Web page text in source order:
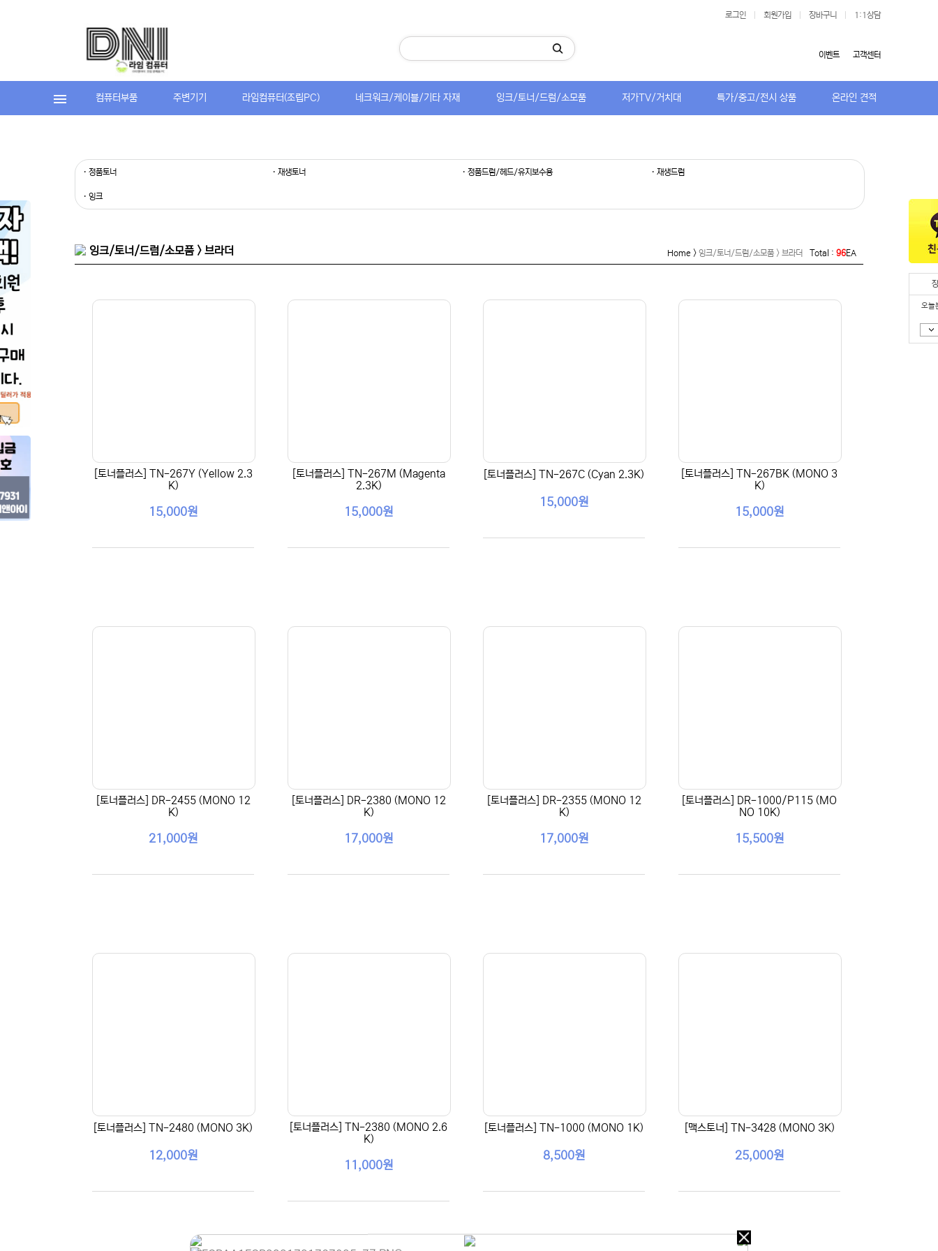
로그인 회원가입 장바구니 1:1상담
고객센터
이벤트
컴퓨터부품 주변기기 라임컴퓨터(조립PC) 네크워크/케이블/기타 자재 잉크/토너/드럼/소모품 저가TV/거치대 특가/중고/전시 상품 온라인 견적
오늘
· 정품토너 · 재생토너 · 정품드럼/헤드/유지보수용 · 재생드럼
· 잉크
잉크/토너/드럼/소모품 > 브라더 Home > 잉크/토너/드럼/소모품 > 브라더 Total : 96EA
[토너플러스] TN-267Y (Yellow 2.3
K)
15,000원
[토너플러스] TN-267M (Magenta
2.3K)
15,000원
[토너플러스] TN-267C (Cyan 2.3K)
15,000원
[토너플러스] TN-267BK (MONO 3
K)
15,000원
[토너플러스] DR-2455 (MONO 12
K)
21,000원
[토너플러스] DR-2380 (MONO 12
K)
17,000원
[토너플러스] DR-2355 (MONO 12
K)
17,000원
[토너플러스] DR-1000/P115 (MO
NO 10K)
15,500원
[토너플러스] TN-2480 (MONO 3K)
12,000원
[토너플러스] TN-2380 (MONO 2.6
K)
11,000원
[토너플러스] TN-1000 (MONO 1K)
8,500원
[맥스토너] TN-3428 (MONO 3K)
25,000원
오늘